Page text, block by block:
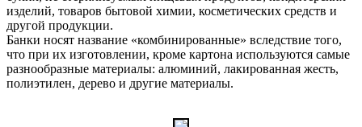
изделий, товаров бытовой химии, косметических средств и
другой продукции.
Банки носят название «комбинированные» вследствие того,
что при их изготовлении, кроме картона используются самые
разнообразные материалы: алюминий, лакированная жесть,
полиэтилен, дерево и другие материалы.